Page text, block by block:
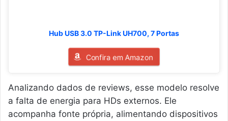
Hub USB 3.0 TP-Link UH700, 7 Portas
Confira em Amazon
Analizando dados de reviews, esse modelo resolve
a falta de energia para HDs externos. Ele
acompanha fonte própria, alimentando dispositivos